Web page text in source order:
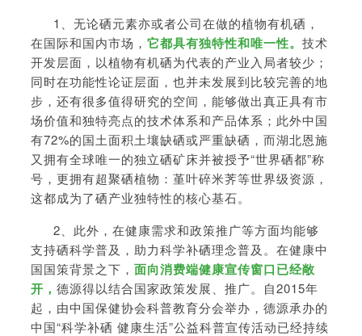
1、无论硒元素亦或者公司在做的植物有机硒，
在国际和国内市场， 它都具有独特性和唯一性。 技术
开发层面，以植物有机硒为代表的产业入局者较少；
同时在功能性论证层面，也并未发展到比较完善的地
步，还有很多值得研究的空间，能够做出真正具有市
场价值和独特亮点的技术体系和产品体系；此外中国
有72%的国土面积土壤缺硒或严重缺硒，而湖北恩施
又拥有全球唯一的独立硒矿床并被授予“世界硒都”称
号，更拥有超聚硒植物：堇叶碎米荠等世界级资源，
这都成为了硒产业独特性的核心基石。
2、此外，在健康需求和政策推广等方面均能够
支持硒科学普及，助力科学补硒理念普及。在健康中
国国策背景之下， 面向消费端健康宣传窗口已经敞
开， 德源得以结合国家政策发展、推广。自2015年
起，由中国保健协会科普教育分会举办，德源承办的
中国“科学补硒 健康生活”公益科普宣传活动已经持续